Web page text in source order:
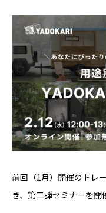
YADOKARI
前回（1月）開催のトレ
き、第二弾セミナーを